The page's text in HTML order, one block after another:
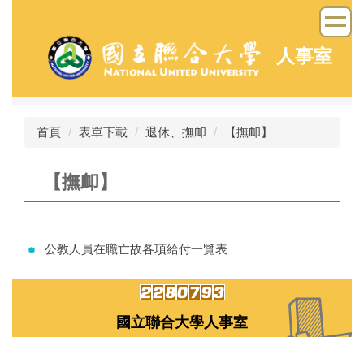
容
人事室
首頁 表單下載 退休、撫卹 【撫卹】
【撫卹】
公教人員在職亡故各項給付一覽表
國立聯合大學人事室